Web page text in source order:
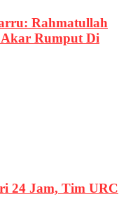
Rahmatullah
Rumput Di
24 Jam, Tim URC